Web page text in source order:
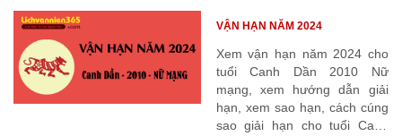
Xem vận hạn năm 2024 cho
tuổi Canh Dần 2010 Nữ
mạng, xem hướng dẫn giải
hạn, xem sao hạn, cách cúng
sao giải hạn cho tuổi Canh
VẬN HẠN NĂM 2024